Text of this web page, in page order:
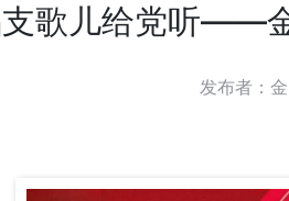
歌儿给党听——
发布者：